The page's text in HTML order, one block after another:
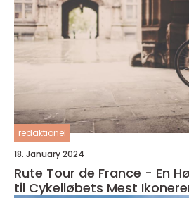
redaktionel
18. January 2024
Rute Tour de France - En
til Cykelløbets Mest